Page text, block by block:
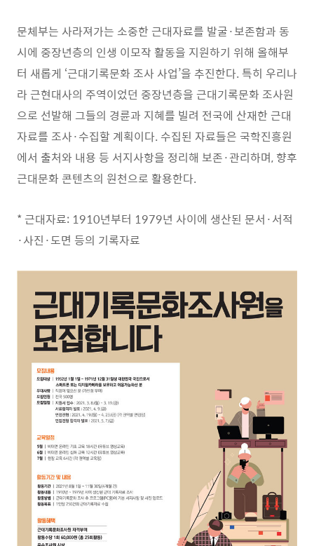
문체부는 사라져가는 소중한 근대자료를 발굴·보존함과 동
시에 중장년층의 인생 이모작 활동을 지원하기 위해 올해부
터 새롭게 ‘근대기록문화 조사 사업’을 추진한다. 특히 우리나
라 근현대사의 주역이었던 중장년층을 근대기록문화 조사원
으로 선발해 그들의 경륜과 지혜를 빌려 전국에 산재한 근대
자료를 조사·수집할 계획이다. 수집된 자료들은 국학진흥원
에서 출처와 내용 등 서지사항을 정리해 보존·관리하며, 향후
근대문화 콘텐츠의 원천으로 활용한다.
* 근대자료: 1910년부터 1979년 사이에 생산된 문서 ·서적
·사진 ·도면 등의 기록자료